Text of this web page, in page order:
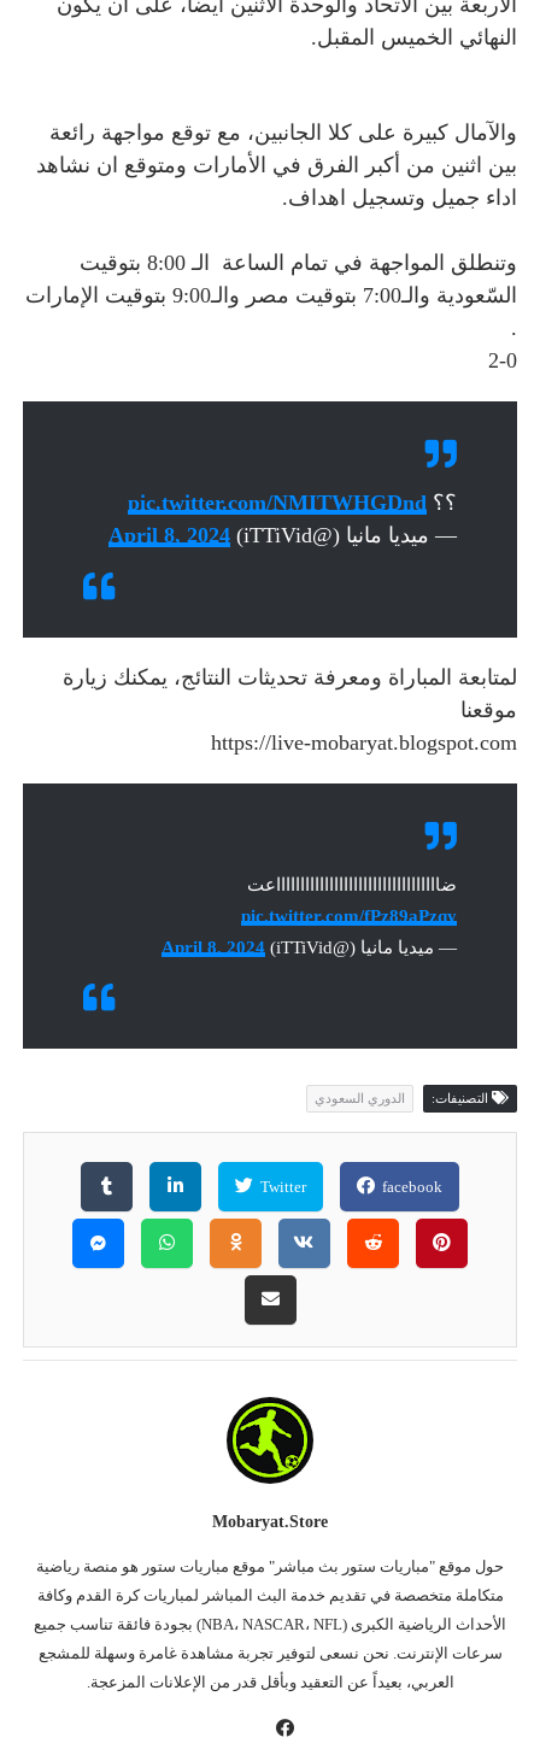
النهائي الخميس المقبل.
والآمال كبيرة على كلا الجانبين، مع توقع مواجهة رائعة
بين اثنين من أكبر الفرق في الأمارات ومتوقع ان نشاهد
اداء جميل وتسجيل اهداف.
وتنطلق المواجهة في تمام الساعة الـ 8:00 بتوقيت
السّعودية والـ7:00 بتوقيت مصر والـ9:00 بتوقيت الإمارات
.
2-0
؟؟ pic.twitter.com/NMITWHGDnd
— ميديا مانيا (@iTTiVid)
April 8, 2024
لمتابعة المباراة ومعرفة تحديثات النتائج، يمكنك زيارة
موقعنا
https://live-mobaryat.blogspot.com
ضااااااااااااااااااااااااااااااااااعت
pic.twitter.com/fPz89aPzqy
— ميديا مانيا (@iTTiVid)
April 8, 2024
التصنيفات: الدوري السعودي
facebook
Twitter
Mobaryat.store
حول موقع "مباريات ستور بث مباشر" موقع مباريات ستور هو منصة رياضية
متكاملة متخصصة في تقديم خدمة البث المباشر لمباريات كرة القدم وكافة
الأحداث الرياضية الكبرى (NBA، NASCAR، NFL) بجودة فائقة تناسب جميع
سرعات الإنترنت. نحن نسعى لتوفير تجربة مشاهدة غامرة وسهلة للمشجع
العربي، بعيداً عن التعقيد وبأقل قدر من الإعلانات المزعجة.